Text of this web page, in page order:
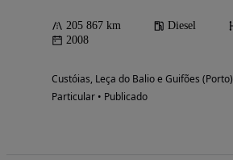
205 867 km Diesel
2008
Custóias, Leça do Balio e Guifões (Porto)
Particular • Publicado